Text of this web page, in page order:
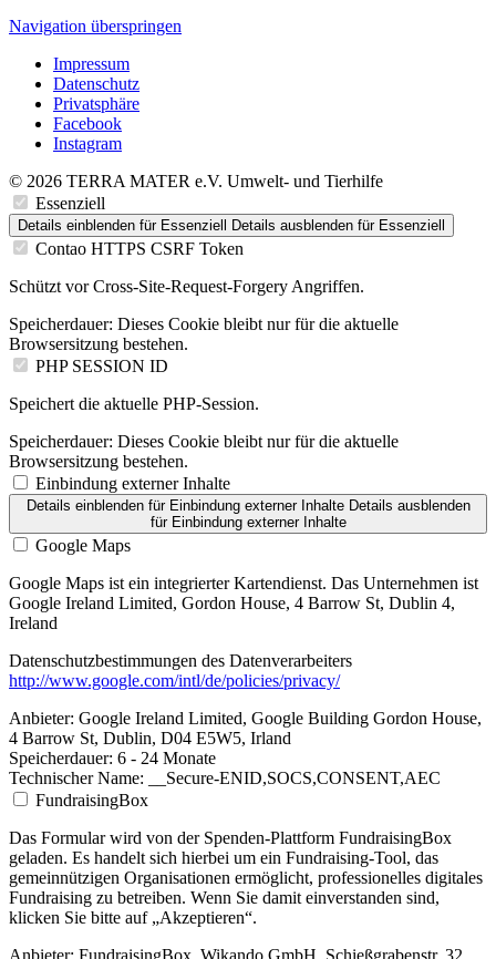
Navigation überspringen
Impressum
Datenschutz
Privatsphäre
Facebook
Instagram
© 2026 TERRA MATER e.V. Umwelt- und Tierhilfe
Essenziell
Details einblenden für Essenziell Details ausblenden für Essenziell
Contao HTTPS CSRF Token
Schützt vor Cross-Site-Request-Forgery Angriffen.
Speicherdauer: Dieses Cookie bleibt nur für die aktuelle
Browsersitzung bestehen.
PHP SESSION ID
Speichert die aktuelle PHP-Session.
Speicherdauer: Dieses Cookie bleibt nur für die aktuelle
Browsersitzung bestehen.
Einbindung externer Inhalte
Details einblendenfür Einbindung externer Inhalte Details ausblenden
für Einbindung externer Inhalte
Google Maps
Google Maps ist ein integrierter Kartendienst. Das Unternehmen ist
Google Ireland Limited, Gordon House, 4 Barrow St, Dublin 4,
Ireland
Datenschutzbestimmungen des Datenverarbeiters
http://www.google.com/intl/de/policies/privacy/
Anbieter: Google Ireland Limited, Google Building Gordon House,
4 Barrow St, Dublin, D04 E5W5, Irland
Speicherdauer: 6 - 24 Monate
Technischer Name: __Secure-ENID,SOCS,CONSENT,AEC
FundraisingBox
Das Formular wird von der Spenden-Plattform FundraisingBox
geladen. Es handelt sich hierbei um ein Fundraising-Tool, das
gemeinnützigen Organisationen ermöglicht, professionelles digitales
Fundraising zu betreiben. Wenn Sie damit einverstanden sind,
klicken Sie bitte auf „Akzeptieren“.